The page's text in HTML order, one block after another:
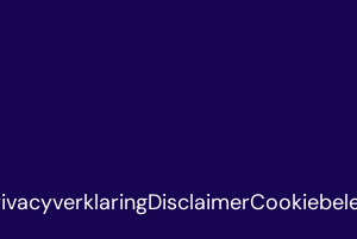
Disclaimer